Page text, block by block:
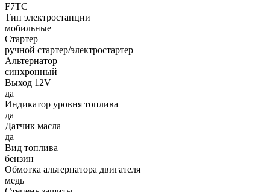
F7TC
Тип электростанции
мобильные
Стартер
ручной стартер/электростартер
Альтернатор
синхронный
Выход 12V
да
Индикатор уровня топлива
да
Датчик масла
да
Вид топлива
бензин
Обмотка альтернатора двигателя
медь